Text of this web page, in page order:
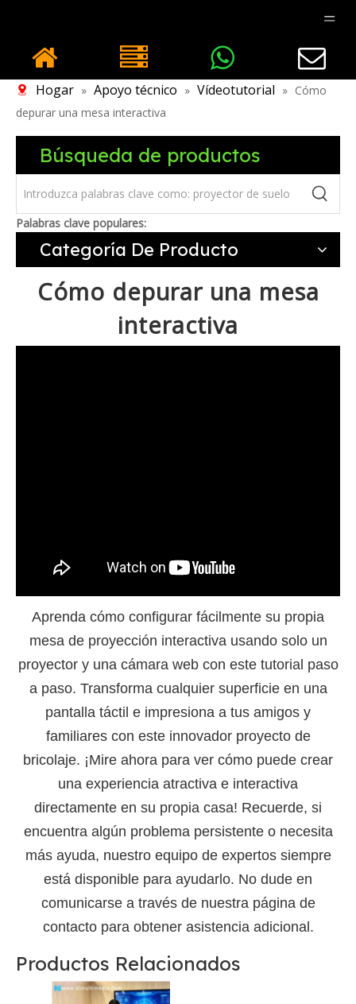
Hogar » Apoyo técnico » Vídeotutorial » Cómo
depurar una mesa interactiva
Búsqueda de productos
Palabras clave populares:
Categoría De Producto
Cómo depurar una mesa
interactiva
Aprenda cómo configurar fácilmente su propia
mesa de proyección interactiva usando solo un
proyector y una cámara web con este tutorial paso
a paso. Transforma cualquier superficie en una
pantalla táctil e impresiona a tus amigos y
familiares con este innovador proyecto de
bricolaje. ¡Mire ahora para ver cómo puede crear
una experiencia atractiva e interactiva
directamente en su propia casa! Recuerde, si
encuentra algún problema persistente o necesita
más ayuda, nuestro equipo de expertos siempre
está disponible para ayudarlo. No dude en
comunicarse a través de nuestra página de
contacto para obtener asistencia adicional.
Productos Relacionados